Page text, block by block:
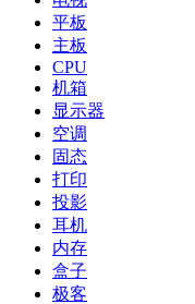
平板
主板
CPU
机箱
显示器
空调
固态
打印
投影
耳机
内存
盒子
极客